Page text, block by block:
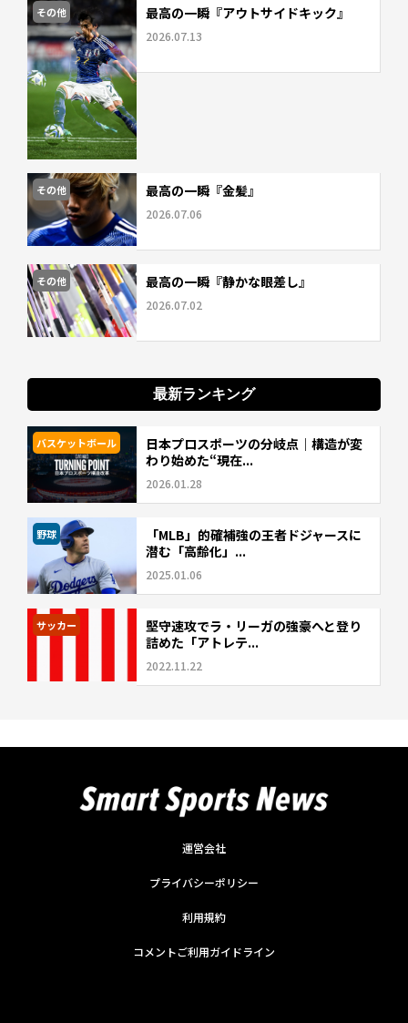
その他 最高の一瞬『アウトサイドキック』
2026.07.13
その他 最高の一瞬『金髪』
2026.07.06
その他 最高の一瞬『静かな眼差し』
2026.07.02
最新ランキング
バスケットボール
日本プロスポーツの分岐点｜構造が変
わり始めた“現在...
2026.01.28
野球
「MLB」的確補強の王者ドジャースに
潜む「高齢化」...
2025.01.06
サッカー
堅守速攻でラ・リーガの強豪へと登り
詰めた「アトレテ...
2022.11.22
運営会社
プライバシーポリシー
利用規約
コメントご利用ガイドライン